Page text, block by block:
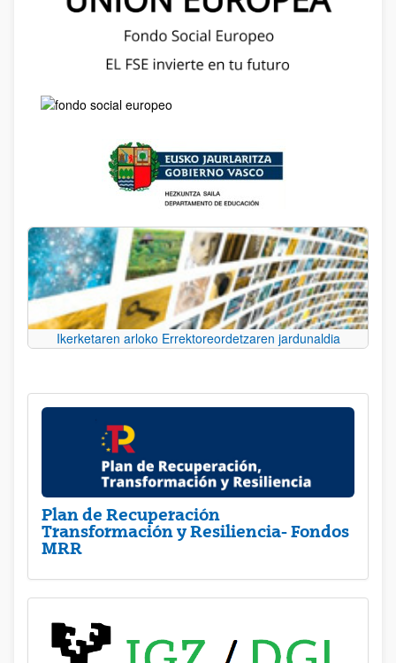
Ikerketaren arloko Errektoreordetzaren jardunaldia
Plan de Recuperación
Transformación y Resiliencia- Fondos
MRR